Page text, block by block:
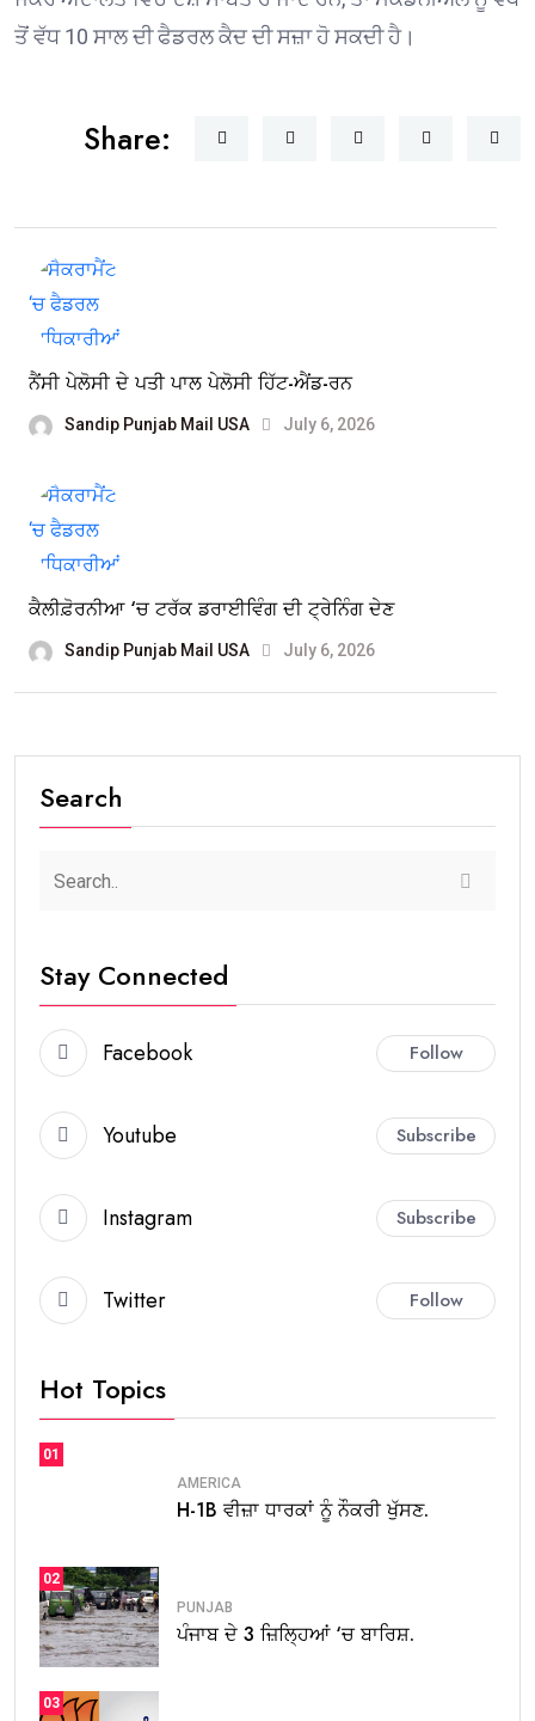
ਤੋਂ ਵੱਧ 10 ਸਾਲ ਦੀ ਫੈਡਰਲ ਕੈਦ ਦੀ ਸਜ਼ਾ ਹੋ ਸਕਦੀ ਹੈ।
Share:
ਨੈਂਸੀ ਪੇਲੋਸੀ ਦੇ ਪਤੀ ਪਾਲ ਪੇਲੋਸੀ ਹਿੱਟ-ਐਂਡ-ਰਨ
Sandip Punjab Mail USA July 6, 2026
ਕੈਲੀਫ਼ੋਰਨੀਆ ‘ਚ ਟਰੱਕ ਡਰਾਈਵਿੰਗ ਦੀ ਟ੍ਰੇਨਿੰਗ ਦੇਣ
Sandip Punjab Mail USA July 6, 2026
Search
Stay Connected
Facebook Follow
Youtube Subscribe
Instagram Subscribe
Twitter Follow
Hot Topics
01
AMERICA
H-1B ਵੀਜ਼ਾ ਧਾਰਕਾਂ ਨੂੰ ਨੌਕਰੀ ਖੁੱਸਣ.
02
PUNJAB
ਪੰਜਾਬ ਦੇ 3 ਜ਼ਿਲ੍ਹਿਆਂ ‘ਚ ਬਾਰਿਸ਼.
03